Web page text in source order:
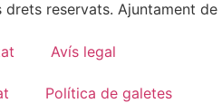
reservats. Ajuntament de
Avís legal
Política de galetes